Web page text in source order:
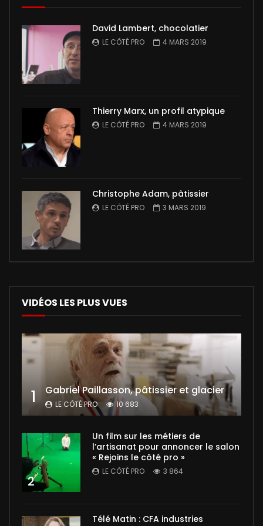
David Lambert, chocolatier
LE CÔTÉ PRO 4 MARS 2019
Thierry Marx, un profil atypique
LE CÔTÉ PRO 4 MARS 2019
Christophe Adam, pâtissier
LE CÔTÉ PRO 3 MARS 2019
VIDÉOS LES PLUS VUES
1 Gabriel Paillasson, pâtissier et glacier
LE CÔTÉ PRO 10 683
2
Un film sur les métiers de
l’artisanat pour annoncer le salon
« Rejoins le côté pro »
LE CÔTÉ PRO 3 864
Télé Matin : CFA industries